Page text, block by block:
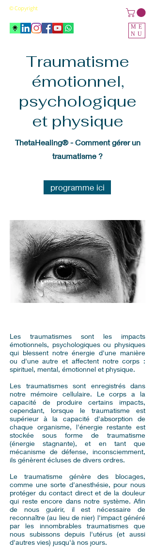
ME
NU
© Copyright
Traumatisme
émotionnel,
psychologique
et physique
ThetaHealing® - Comment gérer un
traumatisme ?
programme ici
Les traumatismes sont les impacts
émotionnels, psychologiques ou physiques
qui blessent notre énergie d'une manière
ou d'une autre et affectent notre corps :
spirituel, mental, émotionnel et physique.
Les traumatismes sont enregistrés dans
notre mémoire cellulaire. Le corps a la
capacité de produire certains impacts,
cependant, lorsque le traumatisme est
supérieur à la capacité d'absorption de
chaque organisme, l'énergie restante est
stockée sous forme de traumatisme
(énergie stagnante), et en tant que
mécanisme de défense, inconsciemment,
ils génèrent écluses de divers ordres.
Le traumatisme génère des blocages,
comme une sorte d'anesthésie, pour nous
protéger du contact direct et de la douleur
qui reste encore dans notre système. Afin
de nous guérir, il est nécessaire de
reconnaître (au lieu de nier) l'impact généré
par les innombrables traumatismes que
nous subissons depuis l'utérus (et aussi
d'autres vies) jusqu'à nos jours.